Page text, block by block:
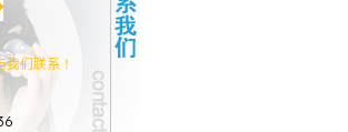
们联系！